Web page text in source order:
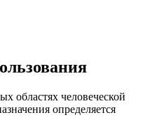
областях человеческой
определяется